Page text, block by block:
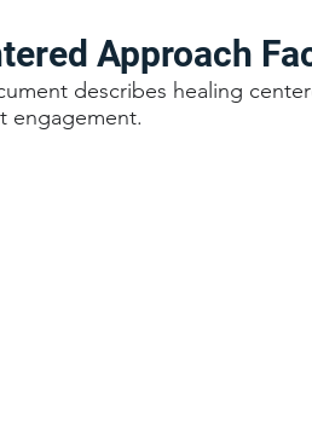
Approach
describes healing
engagement.